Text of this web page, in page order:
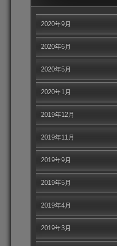
2020年9月
2020年6月
2020年5月
2020年1月
2019年12月
2019年11月
2019年9月
2019年5月
2019年4月
2019年3月